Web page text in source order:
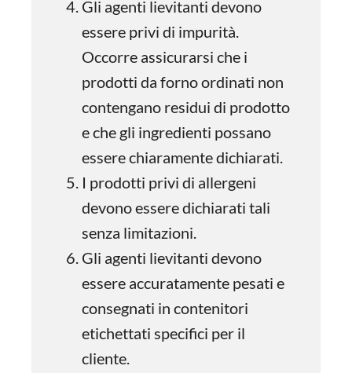
Gli agenti lievitanti devono
essere privi di impurità.
Occorre assicurarsi che i
prodotti da forno ordinati non
contengano residui di prodotto
e che gli ingredienti possano
essere chiaramente dichiarati.
I prodotti privi di allergeni
devono essere dichiarati tali
senza limitazioni.
Gli agenti lievitanti devono
essere accuratamente pesati e
consegnati in contenitori
etichettati specifici per il
cliente.